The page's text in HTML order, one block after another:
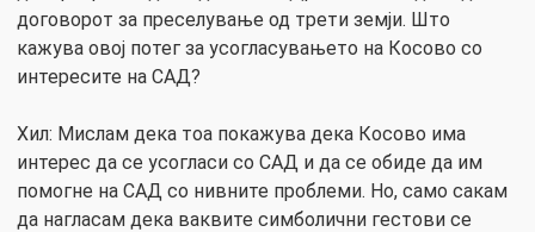
договорот за преселување од трети земји. Што
кажува овој потег за усогласувањето на Косово со
интересите на САД?
Хил: Мислам дека тоа покажува дека Косово има
интерес да се усогласи со САД и да се обиде да им
помогне на САД со нивните проблеми. Но, само сакам
да нагласам дека ваквите симболични гестови се